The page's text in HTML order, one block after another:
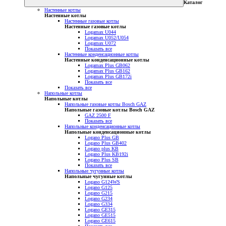
Каталог
Настенные котлы
Настенные котлы
Настенные газовые котлы
Настенные газовые котлы
Logamax U044
Logamax U052/U054
Logamax U072
Показать все
Настенные конденсационные котлы
Настенные конденсационные котлы
Logamax Plus GB062
Logamax Plus GB162
Logamax Plus GB172i
Показать все
Показать все
Напольные котлы
Напольные котлы
Напольные газовые котлы Bosch GAZ
Напольные газовые котлы Bosch GAZ
GAZ 2500 F
Показать все
Напольные конденсационные котлы
Напольные конденсационные котлы
Logano Plus GB
Logano Plus GB402
Logano plus KB
Logano Plus KB192i
Logano Plus SB
Показать все
Напольные чугунные котлы
Напольные чугунные котлы
Logano G124WS
Logano G125
Logano G215
Logano G234
Logano G334
Logano GE315
Logano GE515
Logano GE615